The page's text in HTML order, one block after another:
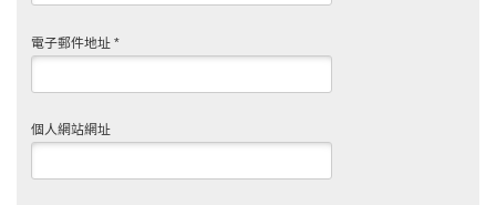
電子郵件地址 *
個人網站網址